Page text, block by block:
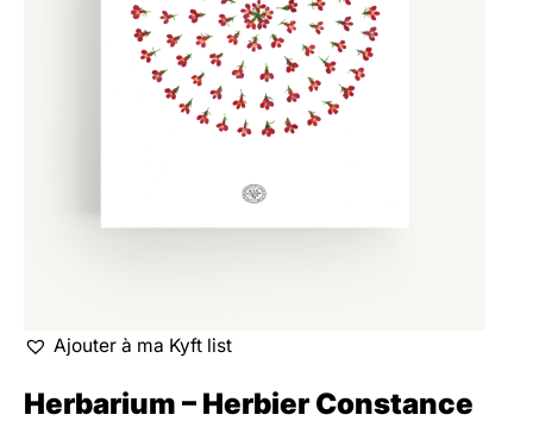
Ajouter à ma Kyft list
Herbarium – Herbier Constance